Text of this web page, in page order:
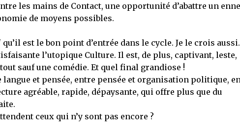
les mains de Contact, une opportunité d’abattre un
de moyens possibles.
qu’il est le bon point d’entrée dans le cycle. Je le crois
l’utopique Culture. Il est, de plus, captivant, leste,
sauf une comédie. Et quel final grandiose !
et pensée, entre pensée et organisation politique,
agréable, rapide, dépaysante, qui offre plus que du
ceux qui n’y sont pas encore ?